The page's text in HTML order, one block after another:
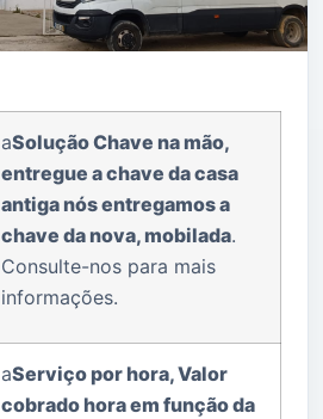
aSolução Chave na mão,
entregue a chave da casa
antiga nós entregamos a
chave da nova, mobilada.
Consulte-nos para mais
informações.
aServiço por hora, Valor
cobrado hora em função da